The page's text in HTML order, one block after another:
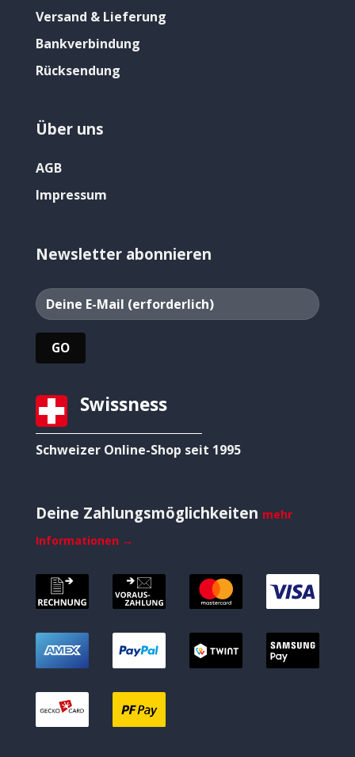
Versand & Lieferung
Bankverbindung
Rücksendung
Über uns
AGB
Impressum
Newsletter abonnieren
Swissness
Schweizer Online-Shop seit 1995
Deine Zahlungsmöglichkeiten mehr
Informationen →